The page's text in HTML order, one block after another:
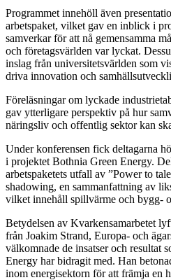
Programmet innehöll även
arbetspaket, vilket gav en inblick i
samverkar för att nå gemensamma
och företagsvärlden var lyckat.
inslag från universitetsvärlden som
driva innovation och
Föreläsningar om lyckade
gav ytterligare perspektiv på hur
näringsliv och offentlig sektor kan
Under konferensen fick deltagarna
i projektet Bothnia Green Energy.
arbetspaketets utfall av ”Power to
shadowing, en sammanfattning av
vilket innehåll spillvärme och bygg-
Betydelsen av Kvarkensamarbetet
från Joakim Strand, Europa- och
välkomnade de insatser och resultat
Energy har bidragit med. Han
inom energisektorn för att främja en